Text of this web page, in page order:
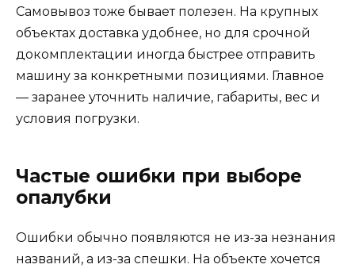
Самовывоз тоже бывает полезен. На крупных
объектах доставка удобнее, но для срочной
докомплектации иногда быстрее отправить
машину за конкретными позициями. Главное
— заранее уточнить наличие, габариты, вес и
условия погрузки.
Частые ошибки при выборе
опалубки
Ошибки обычно появляются не из-за незнания
названий, а из-за спешки. На объекте хочется